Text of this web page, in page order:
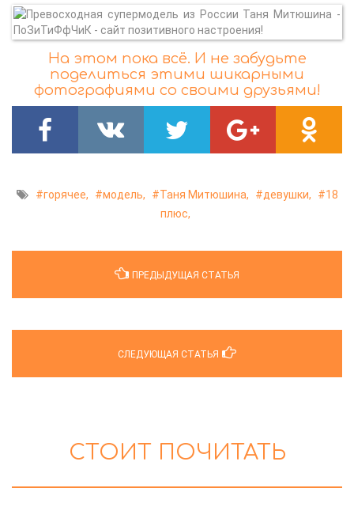
На этом пока всё. И не забудьте
поделиться этими шикарными
фотографиями со своими друзьями!
горячее, модель, Таня Митюшина, девушки,
18
плюс,
ПРЕДЫДУЩАЯ СТАТЬЯ
СЛЕДУЮЩАЯ СТАТЬЯ
СТОИТ ПОЧИТАТЬ